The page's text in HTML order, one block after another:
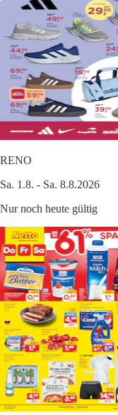
RENO
Sa. 1.8. - Sa. 8.8.2026
Nur noch heute gültig